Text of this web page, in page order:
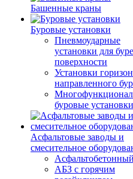
Башенные краны
Буровые установки
Пневмоударные
установки для
поверхности
Установки
направленного
буровые установки
Асфальтовые заводы и
смесительное
АБЗ с горячим